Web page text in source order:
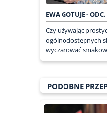
EWA GOTUJE -
Czy używając
ogólnodostępnych
wyczarować
PODOBNE